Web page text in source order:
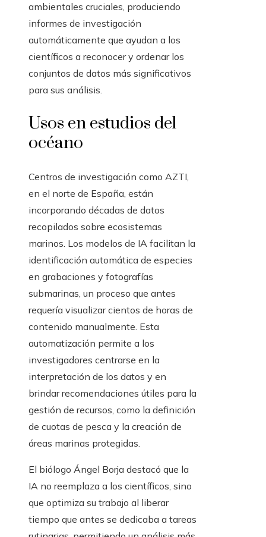
ambientales cruciales, produciendo
informes de investigación
automáticamente que ayudan a los
científicos a reconocer y ordenar los
conjuntos de datos más significativos
para sus análisis.
Usos en estudios del
océano
Centros de investigación como AZTI,
en el norte de España, están
incorporando décadas de datos
recopilados sobre ecosistemas
marinos. Los modelos de IA facilitan la
identificación automática de especies
en grabaciones y fotografías
submarinas, un proceso que antes
requería visualizar cientos de horas de
contenido manualmente. Esta
automatización permite a los
investigadores centrarse en la
interpretación de los datos y en
brindar recomendaciones útiles para la
gestión de recursos, como la definición
de cuotas de pesca y la creación de
áreas marinas protegidas.
El biólogo Ángel Borja destacó que la
IA no reemplaza a los científicos, sino
que optimiza su trabajo al liberar
tiempo que antes se dedicaba a tareas